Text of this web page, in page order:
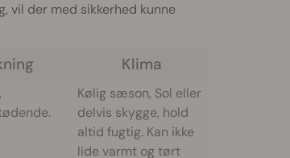
vil der med sikkerhed kunne
Klima
Kølig sæson, Sol eller
delvis skygge, hold
altid fugtig. Kan ikke
lide varmt og tørt